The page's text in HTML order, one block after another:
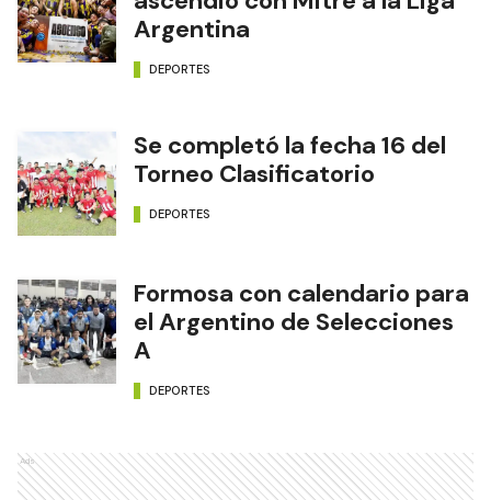
Argentina
DEPORTES
Se completó la fecha 16 del
Torneo Clasificatorio
DEPORTES
Formosa con calendario para
el Argentino de Selecciones
A
DEPORTES
Ads